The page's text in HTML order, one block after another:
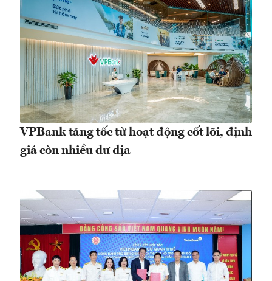
VPBank tăng tốc từ hoạt động cốt lõi, định
giá còn nhiều dư địa